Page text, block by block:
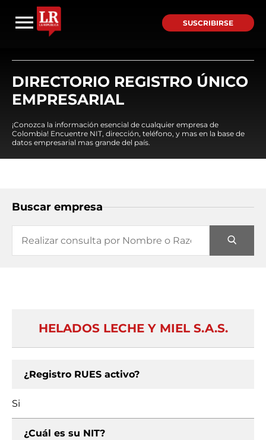
SUSCRIBIRSE
DIRECTORIO REGISTRO ÚNICO
EMPRESARIAL
¡Conozca la información esencial de cualquier empresa de
Colombia! Encuentre NIT, dirección, teléfono, y mas en la base de
datos empresarial mas grande del país.
Buscar empresa
HELADOS LECHE Y MIEL S.A.S.
¿Registro RUES activo?
Si
¿Cuál es su NIT?